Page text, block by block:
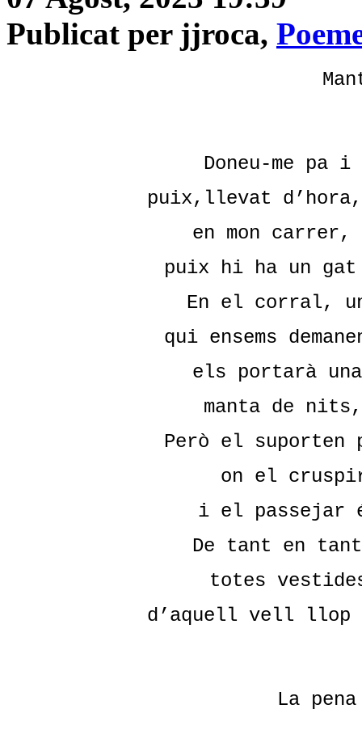
Publicat per jjroca,
Doneu-me pa
puix,llevat
en mon carrer,
puix hi ha un
En el corral,
qui ensems
els portarà
manta de
Però el
on el
i el passejar
De tant en
totes
d’aquell vell llop
La